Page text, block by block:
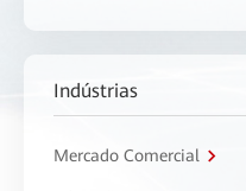
Indústrias
Mercado Comercial